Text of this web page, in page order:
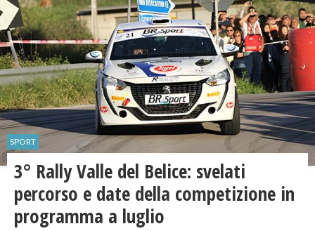
SPORT
3° Rally Valle del Belice: svelati
percorso e date della competizione in
programma a luglio